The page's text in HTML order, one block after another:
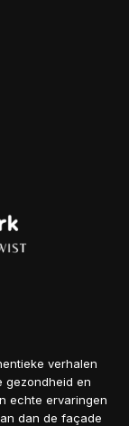
verhalen
gezondheid en
echte ervaringen
dan de façade